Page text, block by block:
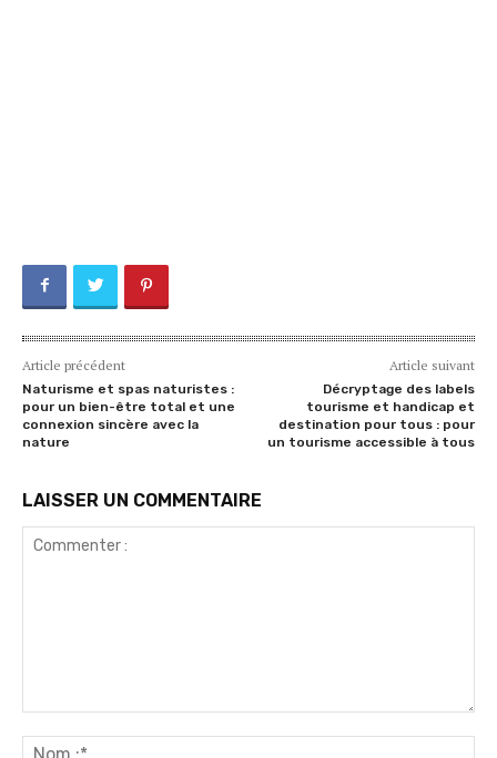
Article précédent
Naturisme et spas naturistes :
pour un bien-être total et une
connexion sincère avec la
nature
Article suivant
Décryptage des labels
tourisme et handicap et
destination pour tous : pour
un tourisme accessible à tous
LAISSER UN COMMENTAIRE